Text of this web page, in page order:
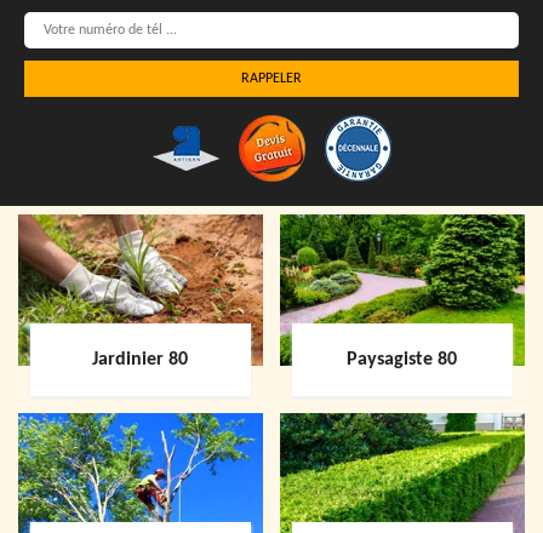
Jardinier 80 Paysagiste 80